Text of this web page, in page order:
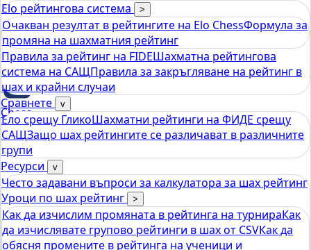
Chess
tools
Калкулатор за рейтинг на Elo Chess
Elo рейтингова система >
Очакван резултат в рейтингите на Elo ChessФормула за
промяна на шахматния рейтинг
Правила за рейтинг на FIDEШахматна рейтингова
система на САЩПравила за закръгляване на рейтинг в
шах и крайни случаи
Сравнете
v
Ело срещу ГликоШахматни рейтинги на ФИДЕ срещу
САЩЗащо шах рейтингите се различават в различните
групи
Ресурси
v
Често задавани въпроси за калкулатора за шах рейтинг
Уроци по шах рейтинг
>
Как да изчислим промяната в рейтинга на турнираКак
да изчислявате групово рейтинги в шах от CSVКак да
обясня промените в рейтинга на ученици и